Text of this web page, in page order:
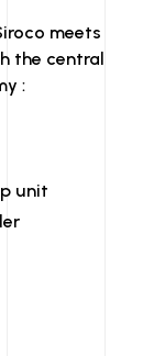
meets
the central
:
unit